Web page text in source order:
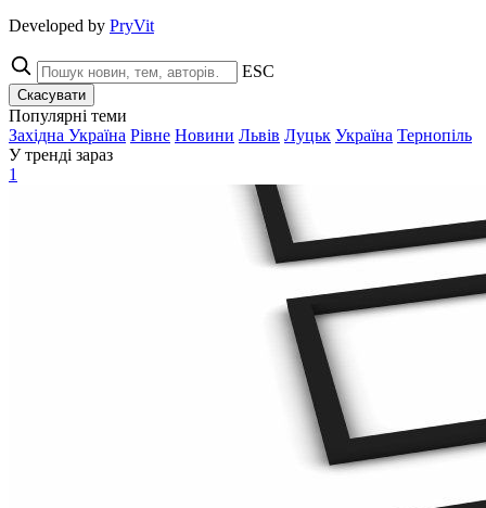
Developed by PryVit
ESC
Скасувати
Популярні теми
Західна Україна Рівне Новини Львів Луцьк Україна Тернопіль
У тренді зараз
1